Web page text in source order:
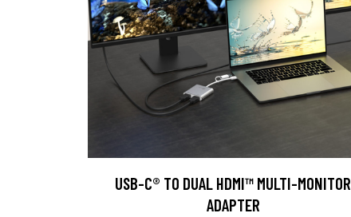
USB-C® TO DUAL HDMI™ MULTI-MONITOR
ADAPTER